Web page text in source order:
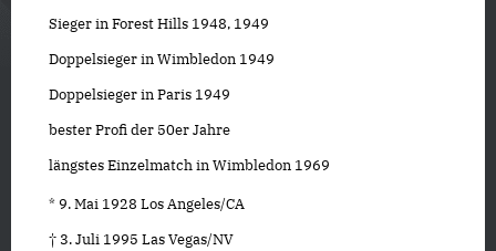
Sieger in Forest Hills 1948, 1949
Doppelsieger in Wimbledon 1949
Doppelsieger in Paris 1949
bester Profi der 50er Jahre
längstes Einzelmatch in Wimbledon 1969
* 9. Mai 1928 Los Angeles/CA
† 3. Juli 1995 Las Vegas/NV